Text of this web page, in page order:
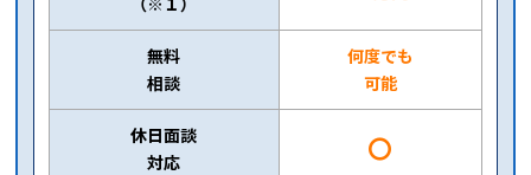
無料
相談
何度でも
可能
休日面談
対応
〇